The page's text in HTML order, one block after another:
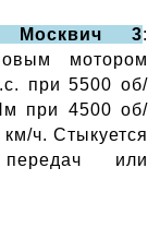
Москвич 3:
мотором
при 5500 об/
при 4500 об/
ч. Стыкуется
или